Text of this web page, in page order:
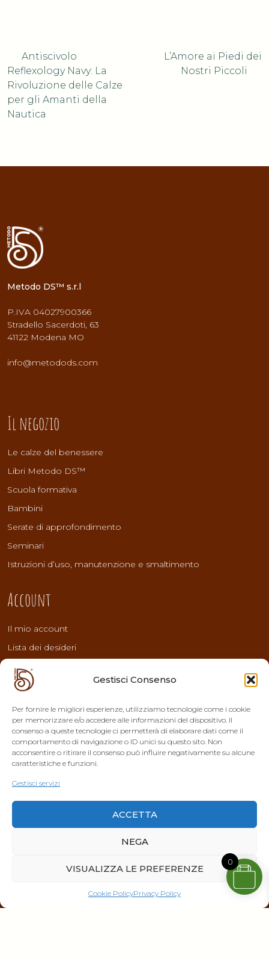
Gestisci Consenso
Per fornire le migliori esperienze, utilizziamo tecnologie come i cookie
per memorizzare e/o accedere alle informazioni del dispositivo. Il
consenso a queste tecnologie ci permetterà di elaborare dati come il
comportamento di navigazione o ID unici su questo sito. Non
acconsentire o ritirare il consenso può influire negativamente su alcune
caratteristiche e funzioni.
Gestisci servizi
ACCETTA
NEGA
VISUALIZZA LE PREFERENZE
Cookie PolicyPrivacy Policy
Navigazione
articoli
Previous
post:
Antiscivolo
Reflexology Navy: La
Rivoluzione delle Calze
per gli Amanti della
Nautica
Next
post:
L’Amore ai Piedi dei
Nostri Piccoli
Metodo DS™ s.r.l
P.IVA 04027900366
Stradello Sacerdoti, 63
41122 Modena MO
info@metodods.com
Il negozio
Le calze del benessere
Libri Metodo DS™
Scuola formativa
Bambini
Serate di approfondimento
Seminari
Istruzioni d’uso, manutenzione e smaltimento
Account
Il mio account
Lista dei desideri
Pagamento
Carrello
Note legali dei Buoni Sconto
Resi e Recesso
0